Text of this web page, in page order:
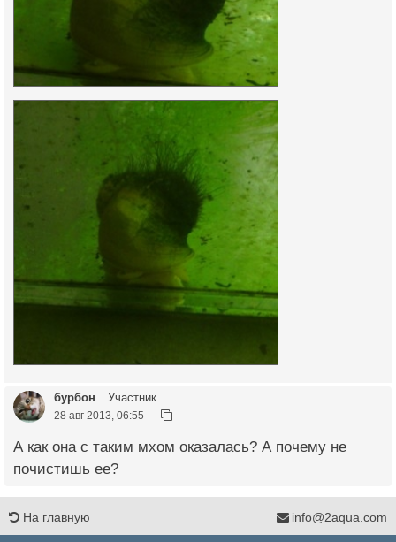
бурбон Участник
28 авг 2013, 06:55
А как она с таким мхом оказалась? А почему не
почистишь ее?
На главную info@2aqua.com